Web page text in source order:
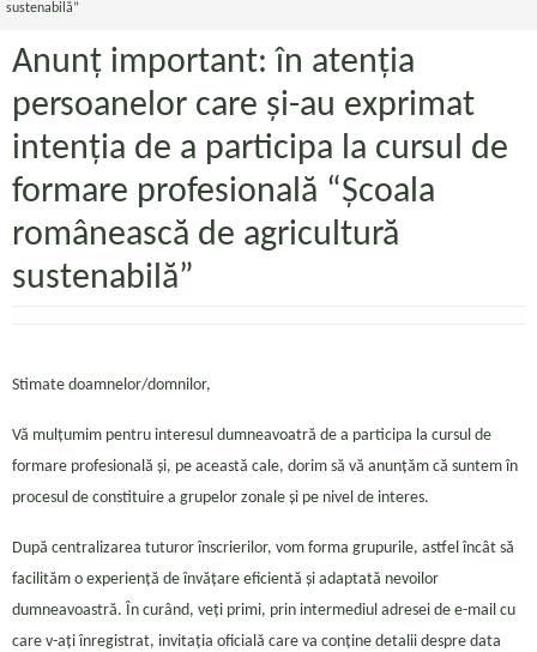
sustenabilă”
Anunț important: în atenția
persoanelor care și-au exprimat
intenția de a participa la cursul de
formare profesională “Școala
românească de agricultură
sustenabilă”
Stimate doamnelor/domnilor,
Vă mulțumim pentru interesul dumneavoatră de a participa la cursul de
formare profesională și, pe această cale, dorim să vă anunțăm că suntem în
procesul de constituire a grupelor zonale și pe nivel de interes.
După centralizarea tuturor înscrierilor, vom forma grupurile, astfel încât să
facilităm o experiență de învățare eficientă și adaptată nevoilor
dumneavoastră. În curând, veți primi, prin intermediul adresei de e-mail cu
care v-ați înregistrat, invitația oficială care va conține detalii despre data